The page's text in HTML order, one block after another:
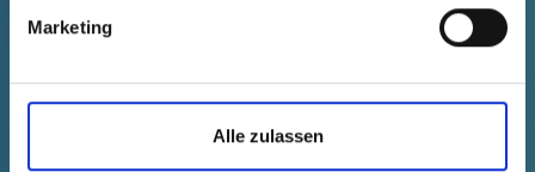
Marketing
Alle zulassen